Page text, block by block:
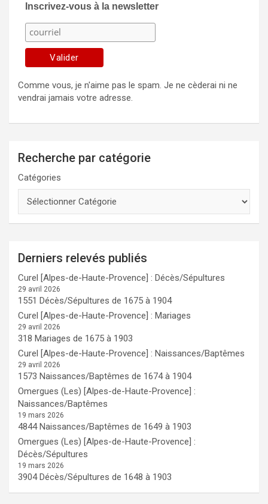
Inscrivez-vous à la newsletter
Comme vous, je n'aime pas le spam. Je ne cèderai ni ne
vendrai jamais votre adresse.
Recherche par catégorie
Catégories
Derniers relevés publiés
Curel [Alpes-de-Haute-Provence] : Décès/Sépultures
29 avril 2026
1551 Décès/Sépultures de 1675 à 1904
Curel [Alpes-de-Haute-Provence] : Mariages
29 avril 2026
318 Mariages de 1675 à 1903
Curel [Alpes-de-Haute-Provence] : Naissances/Baptêmes
29 avril 2026
1573 Naissances/Baptêmes de 1674 à 1904
Omergues (Les) [Alpes-de-Haute-Provence] :
Naissances/Baptêmes
19 mars 2026
4844 Naissances/Baptêmes de 1649 à 1903
Omergues (Les) [Alpes-de-Haute-Provence] :
Décès/Sépultures
19 mars 2026
3904 Décès/Sépultures de 1648 à 1903